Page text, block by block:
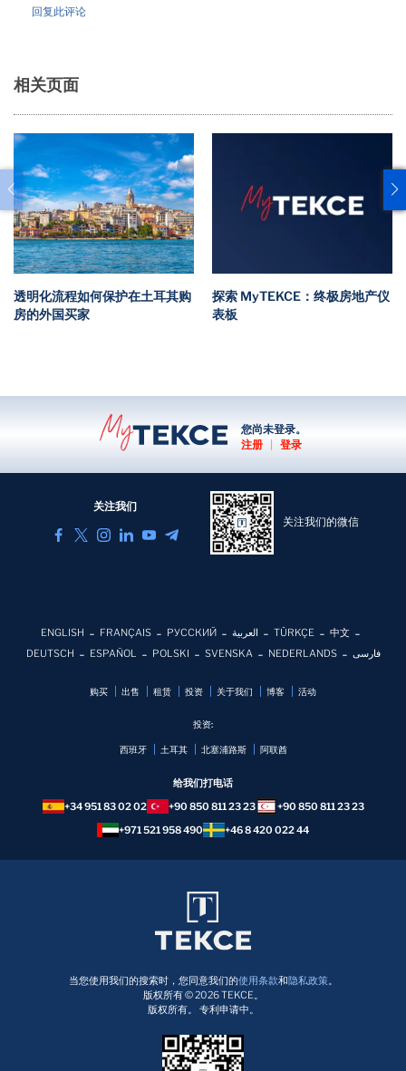
回复此评论
相关页面
透明化流程如何保护在土耳其购
房的外国买家
探索 MyTEKCE：终极房地产仪
表板
您尚未登录。
注册
登录
关注我们
关注我们的微信
ENGLISH FRANÇAIS РУССКИЙ العربية TÜRKÇE
中文
DEUTSCH
ESPAÑOL POLSKI SVENSKA NEDERLANDS فارسی
购买 出售 租赁 投资 关于我们 博客 活动
投资:
西班牙 土耳其 北塞浦路斯 阿联酋
给我们打电话
+34 951 83 02 02
+90 850 811 23 23
+90 850 811 23 23
+971 521 958 490
+46 8 420 022 44
当您使用我们的搜索时，您同意我们的使用条款和隐私政策。
版权所有 © 2026 TEKCE。
版权所有。 专利申请中。